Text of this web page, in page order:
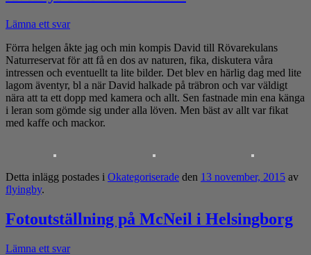
Lämna ett svar
Förra helgen åkte jag och min kompis David till Rövarekulans
Naturreservat för att få en dos av naturen, fika, diskutera våra
intressen och eventuellt ta lite bilder. Det blev en härlig dag med lite
lagom äventyr, bl a när David halkade på träbron och var väldigt
nära att ta ett dopp med kamera och allt. Sen fastnade min ena känga
i leran som gömde sig under alla löven. Men bäst av allt var fikat
med kaffe och mackor.
Detta inlägg postades i Okategoriserade den 13 november, 2015 av
flyingby.
Fotoutställning på McNeil i Helsingborg
Lämna ett svar